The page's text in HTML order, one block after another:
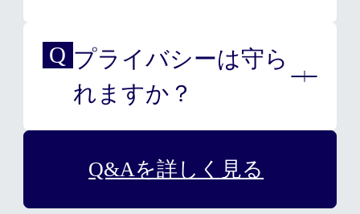
大変申し訳ございませんが、
提携している駐車場はござい
ませんので、近隣の駐車場を
お使いください。
プライバシーは守ら
れますか？
スヴェンソンの店舗はプライ
Q&Aを詳しく見る